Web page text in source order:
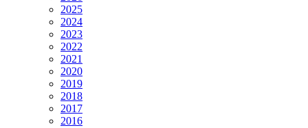
2025
2024
2023
2022
2021
2020
2019
2018
2017
2016